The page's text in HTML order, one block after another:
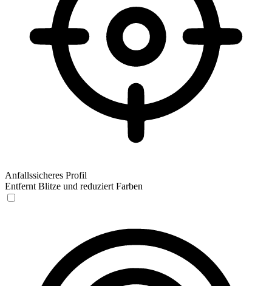
Anfallssicheres Profil
Entfernt Blitze und reduziert Farben